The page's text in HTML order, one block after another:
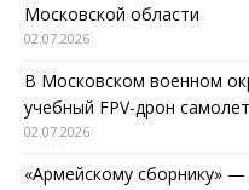
Московской области
02.07.2026
В Московском военном
учебный FPV-дрон
02.07.2026
«Армейскому сборнику» —